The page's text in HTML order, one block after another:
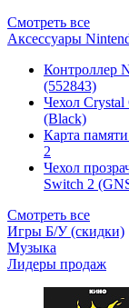
Смотреть все
Аксессуары
Контроллер
(552843)
Чехол Сrystal
(Black)
Карта
2
Чехол
Switch 2
Смотреть все
Игры Б/У (скидки)
Музыка
Лидеры продаж